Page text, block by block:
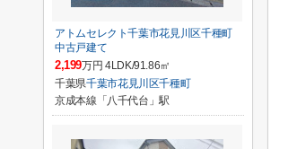
アトムセレクト千葉市花見川区千種町
中古戸建て
2,199万円 4LDK/91.86㎡
千葉県千葉市花見川区千種町
京成本線「八千代台」駅